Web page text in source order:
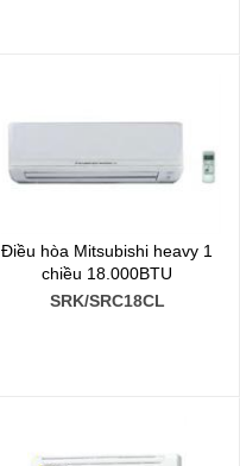
Điều hòa Mitsubishi heavy 1
chiều 18.000BTU
SRK/SRC18CL